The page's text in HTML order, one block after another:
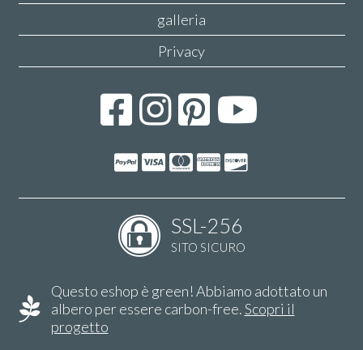
galleria
Privacy
SSL-256
SITO SICURO
Questo eshop è green! Abbiamo adottato un
albero per essere carbon-free.Scopri il
progetto